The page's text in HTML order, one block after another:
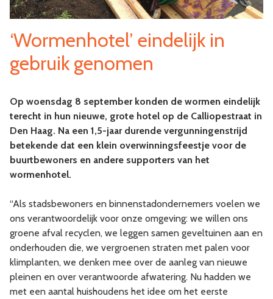
‘Wormenhotel’ eindelijk in
gebruik genomen
Op woensdag 8 september konden de wormen eindelijk
terecht in hun nieuwe, grote hotel op de Calliopestraat in
Den Haag. Na een 1,5-jaar durende vergunningenstrijd
betekende dat een klein overwinningsfeestje voor de
buurtbewoners en andere supporters van het
wormenhotel.
“Als stadsbewoners en binnenstadondernemers voelen we
ons verantwoordelijk voor onze omgeving: we willen ons
groene afval recyclen, we leggen samen geveltuinen aan en
onderhouden die, we vergroenen straten met palen voor
klimplanten, we denken mee over de aanleg van nieuwe
pleinen en over verantwoorde afwatering. Nu hadden we
met een aantal huishoudens het idee om het eerste